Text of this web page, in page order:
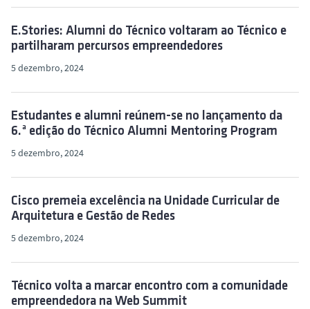
E.Stories: Alumni do Técnico voltaram ao Técnico e
partilharam percursos empreendedores
5 dezembro, 2024
Estudantes e alumni reúnem-se no lançamento da
6.ª edição do Técnico Alumni Mentoring Program
5 dezembro, 2024
Cisco premeia excelência na Unidade Curricular de
Arquitetura e Gestão de Redes
5 dezembro, 2024
Técnico volta a marcar encontro com a comunidade
empreendedora na Web Summit